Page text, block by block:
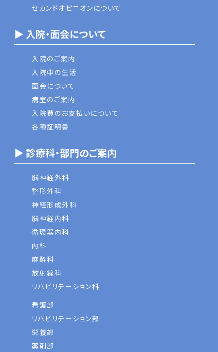
セカンドオピニオンについて
▶ 入院・面会について
入院のご案内
入院中の生活
面会について
病室のご案内
入院費のお支払いについて
各種証明書
▶ 診療科・部門のご案内
脳神経外科
整形外科
神経形成外科
脳神経内科
循環器内科
内科
麻酔科
放射線科
リハビリテーション科
看護部
リハビリテーション部
栄養部
薬剤部